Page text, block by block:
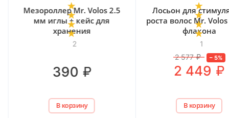
2
Мезороллер Mr. Volos 2.5
мм иглы + кейс для
хранения
390 ₽
В корзину
1
Лосьон для
роста волос Mr.
флакона
2 577 ₽ – 5%
2 449 ₽
В корзину